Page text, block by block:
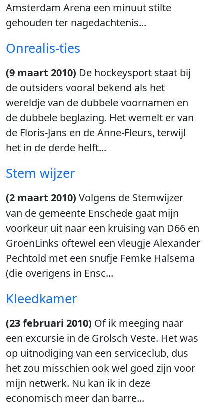
Amsterdam Arena een minuut stilte
gehouden ter nagedachtenis...
Onrealis-ties
(9 maart 2010) De hockeysport staat bij
de outsiders vooral bekend als het
wereldje van de dubbele voornamen en
de dubbele beglazing. Het wemelt er van
de Floris-Jans en de Anne-Fleurs, terwijl
het in de derde helft...
Stem wijzer
(2 maart 2010) Volgens de Stemwijzer
van de gemeente Enschede gaat mijn
voorkeur uit naar een kruising van D66 en
GroenLinks oftewel een vleugje Alexander
Pechtold met een snufje Femke Halsema
(die overigens in Ensc...
Kleedkamer
(23 februari 2010) Of ik meeging naar
een excursie in de Grolsch Veste. Het was
op uitnodiging van een serviceclub, dus
het zou misschien ook wel goed zijn voor
mijn netwerk. Nu kan ik in deze
economisch meer dan barre...